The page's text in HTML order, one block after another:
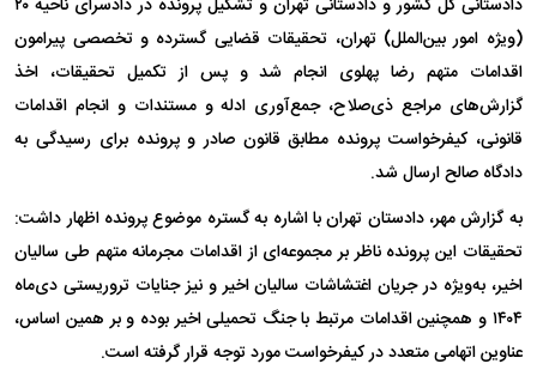
(ویژه امور بین‌الملل) تهران، تحقیقات قضایی گسترده و تخصصی پیرامون
اقدامات متهم رضا پهلوی انجام شد و پس از تکمیل تحقیقات، اخذ
گزارش‌های مراجع ذی‌صلاح، جمع‌آوری ادله و مستندات و انجام اقدامات
قانونی، کیفرخواست پرونده مطابق قانون صادر و پرونده برای رسیدگی به
دادگاه صالح ارسال شد.
به گزارش مهر، دادستان تهران با اشاره به گستره موضوع پرونده اظهار داشت:
تحقیقات این پرونده ناظر بر مجموعه‌ای از اقدامات مجرمانه متهم طی سالیان
اخیر، به‌ویژه در جریان اغتشاشات سالیان اخیر و نیز جنایات تروریستی دی‌ماه
۱۴۰۴ و همچنین اقدامات مرتبط با جنگ تحمیلی اخیر بوده و بر همین اساس،
عناوین اتهامی متعدد در کیفرخواست مورد توجه قرار گرفته است.